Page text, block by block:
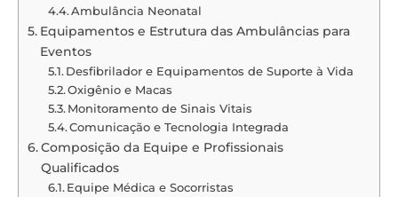
Ambulância Neonatal
Equipamentos e Estrutura das Ambulâncias para
Eventos
Desfibrilador e Equipamentos de Suporte à Vida
Oxigênio e Macas
Monitoramento de Sinais Vitais
Comunicação e Tecnologia Integrada
Composição da Equipe e Profissionais
Qualificados
Equipe Médica e Socorristas